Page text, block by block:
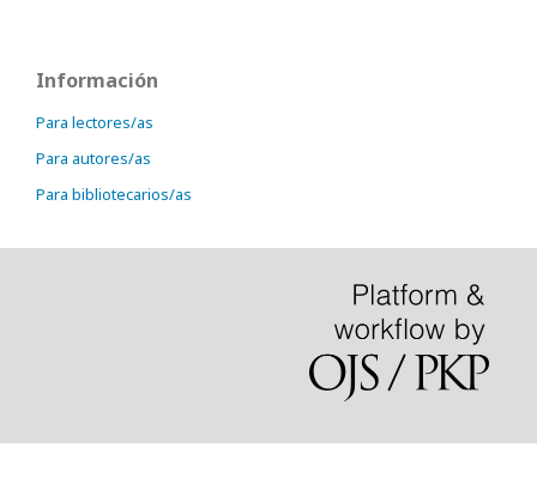
Información
Para lectores/as
Para autores/as
Para bibliotecarios/as